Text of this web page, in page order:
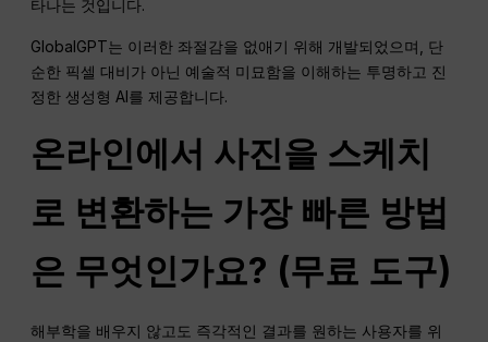
타나는 것입니다.
GlobalGPT는 이러한 좌절감을 없애기 위해 개발되었으며, 단
순한 픽셀 대비가 아닌 예술적 미묘함을 이해하는 투명하고 진
정한 생성형 AI를 제공합니다.
온라인에서 사진을 스케치
로 변환하는 가장 빠른 방법
은 무엇인가요? (무료 도구)
해부학을 배우지 않고도 즉각적인 결과를 원하는 사용자를 위